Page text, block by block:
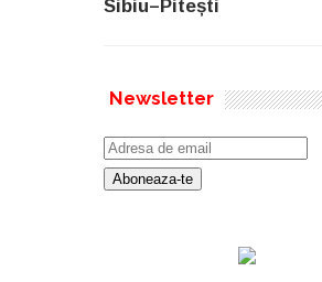
Sibiu–Pitești
Newsletter